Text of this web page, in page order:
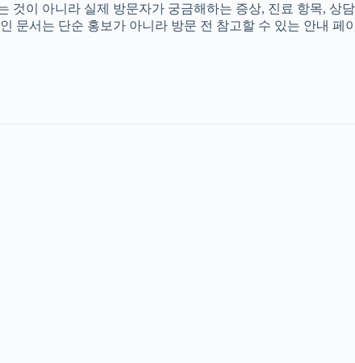
것이 아니라 실제 방문자가 궁금해하는 증상, 진료 항목, 상
문서는 단순 홍보가 아니라 방문 전 참고할 수 있는 안내 페